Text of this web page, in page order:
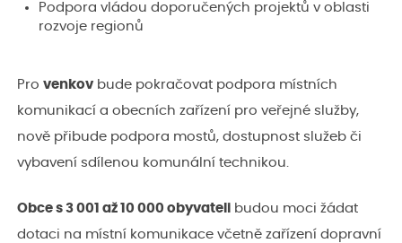
Podpora vládou doporučených projektů v oblasti
rozvoje regionů
Pro venkov bude pokračovat podpora místních
komunikací a obecních zařízení pro veřejné služby,
nově přibude podpora mostů, dostupnost služeb či
vybavení sdílenou komunální technikou.
Obce s 3 001 až 10 000 obyvateli budou moci žádat
dotaci na místní komunikace včetně zařízení dopravní